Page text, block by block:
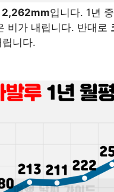
2,262mm입니다. 1년 중
비가 내립니다. 반대로
니다.